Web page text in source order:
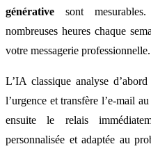
générative sont
nombreuses heures chaque
votre messagerie professionnelle.
L’IA classique analyse
l’urgence et transfère l’e-mail
ensuite le relais
personnalisée et adaptée au